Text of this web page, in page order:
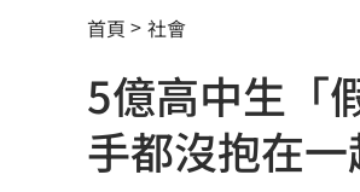
揭美中角力暗潮 謝
車界女神忍7年職場
醫曝「1情緒」恐是
首頁 社會
5億高中生「
手都沒抱在一